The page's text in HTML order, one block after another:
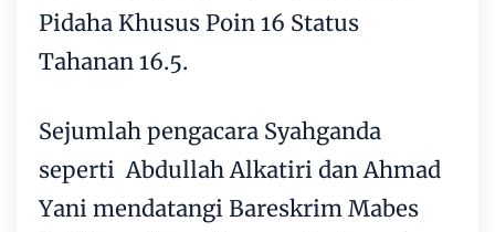
Pidaha Khusus Poin 16 Status
Tahanan 16.5.
Sejumlah pengacara Syahganda
seperti Abdullah Alkatiri dan Ahmad
Yani mendatangi Bareskrim Mabes